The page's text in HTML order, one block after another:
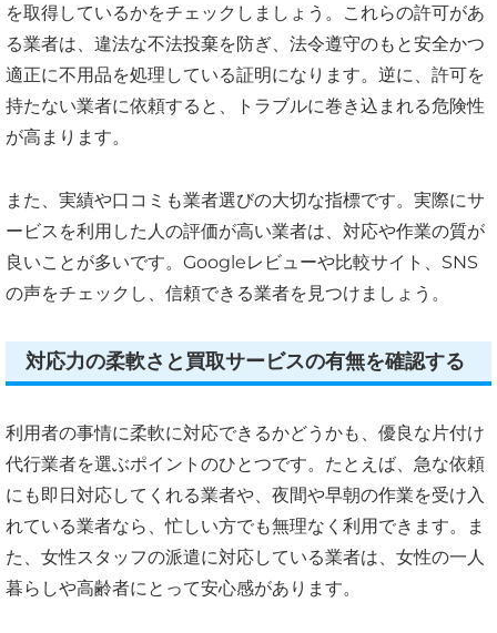
を取得しているかをチェックしましょう。これらの許可があ
る業者は、違法な不法投棄を防ぎ、法令遵守のもと安全かつ
適正に不用品を処理している証明になります。逆に、許可を
持たない業者に依頼すると、トラブルに巻き込まれる危険性
が高まります。
また、実績や口コミも業者選びの大切な指標です。実際にサ
ービスを利用した人の評価が高い業者は、対応や作業の質が
良いことが多いです。Googleレビューや比較サイト、SNS
の声をチェックし、信頼できる業者を見つけましょう。
対応力の柔軟さと買取サービスの有無を確認する
利用者の事情に柔軟に対応できるかどうかも、優良な片付け
代行業者を選ぶポイントのひとつです。たとえば、急な依頼
にも即日対応してくれる業者や、夜間や早朝の作業を受け入
れている業者なら、忙しい方でも無理なく利用できます。ま
た、女性スタッフの派遣に対応している業者は、女性の一人
暮らしや高齢者にとって安心感があります。